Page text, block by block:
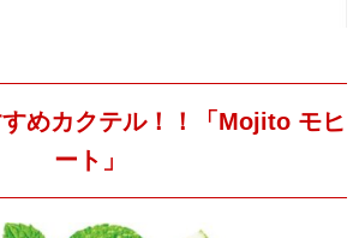
めカクテル！！「Mojito モヒ
ート」